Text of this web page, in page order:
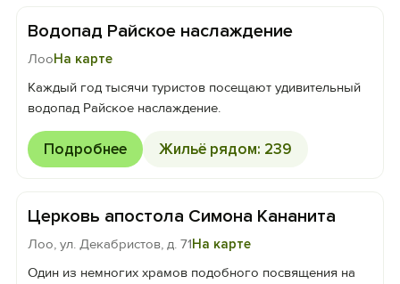
Водопад Райское наслаждение
ЛооНа карте
Каждый год тысячи туристов посещают удивительный
водопад Райское наслаждение.
Подробнее Жильё рядом: 239
Церковь апостола Симона Кананита
Лоо, ул. Декабристов, д. 71На карте
Один из немногих храмов подобного посвящения на